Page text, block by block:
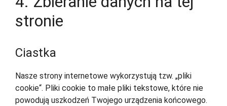
stronie
Ciastka
Nasze strony internetowe wykorzystują tzw. „pliki
cookie“. Pliki cookie to małe pliki tekstowe, które nie
powodują uszkodzeń Twojego urządzenia końcowego.